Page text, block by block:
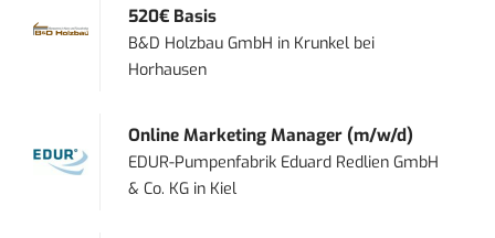
520€ Basis
B&D Holzbau GmbH in Krunkel bei
Horhausen
Online Marketing Manager (m/w/d)
EDUR-Pumpenfabrik Eduard Redlien GmbH
& Co. KG in Kiel